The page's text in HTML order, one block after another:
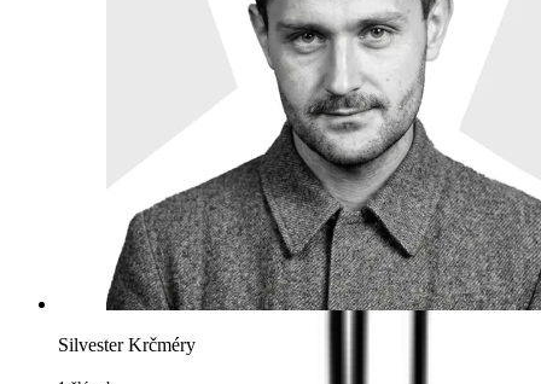
Silvester Krčméry